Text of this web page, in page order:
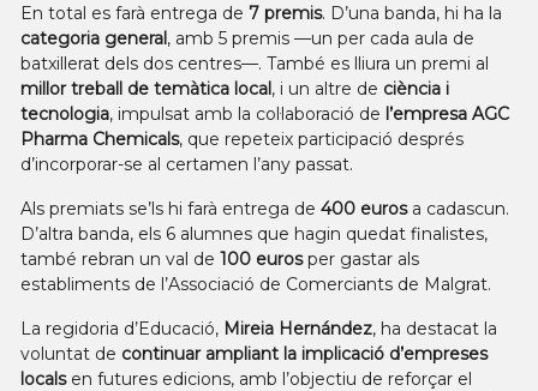
En total es farà entrega de 7 premis. D’una banda, hi ha la
categoria general, amb 5 premis —un per cada aula de
batxillerat dels dos centres—. També es lliura un premi al
millor treball de temàtica local, i un altre de ciència i
tecnologia, impulsat amb la col·laboració de l’empresa AGC
Pharma Chemicals, que repeteix participació després
d’incorporar-se al certamen l’any passat.
Als premiats se’ls hi farà entrega de 400 eurosa cadascun.
D’altra banda, els 6 alumnes que hagin quedat finalistes,
també rebran un val de 100 eurosper gastar als
establiments de l’Associació de Comerciants de Malgrat.
La regidoria d’Educació, Mireia Hernández, ha destacat la
voluntat de continuar ampliant la implicació d’empreses
locals en futures edicions, amb l’objectiu de reforçar el